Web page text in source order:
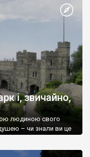
і, звичайно,
людиною свого
– чи знали ви це